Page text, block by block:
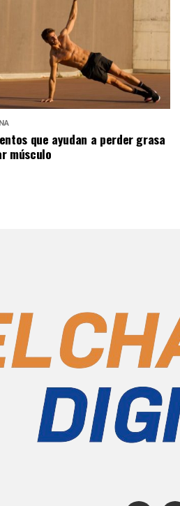
que ayudan a perder grasa
músculo